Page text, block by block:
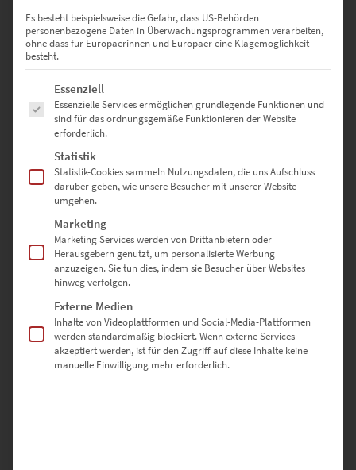
Bewertungen
Es gibt noch keine Bewertungen.
SCHREIBE DIE ERSTE BEWERTUNG FÜR „EZ00934 DENKPARTNER
STUTTGART IN SCHWARZ WEISS“
Deine E-Mail-Adresse wird nicht veröffentlicht.
Erforderliche Felder sind mit* markiert
DEINE BEWERTUNG*
Es besteht beispielsweise die Gefahr, dass US-Behörden
personenbezogene Daten in Überwachungsprogrammen verarbeiten,
ohne dass für Europäerinnen und Europäer eine Klagemöglichkeit
besteht.
Es folgt eine Liste der Service-Gruppen, für die eine Einwilligung
Essenziell
Essenzielle Services ermöglichen grundlegende Funktionen und
sind für das ordnungsgemäße Funktionieren der Website
erforderlich.
Statistik
Statistik-Cookies sammeln Nutzungsdaten, die uns Aufschluss
darüber geben, wie unsere Besucher mit unserer Website
umgehen.
Marketing
Marketing Services werden von Drittanbietern oder
Herausgebern genutzt, um personalisierte Werbung
anzuzeigen. Sie tun dies, indem sie Besucher über Websites
hinweg verfolgen.
Externe Medien
Inhalte von Videoplattformen und Social-Media-Plattformen
werden standardmäßig blockiert. Wenn externe Services
akzeptiert werden, ist für den Zugriff auf diese Inhalte keine
manuelle Einwilligung mehr erforderlich.